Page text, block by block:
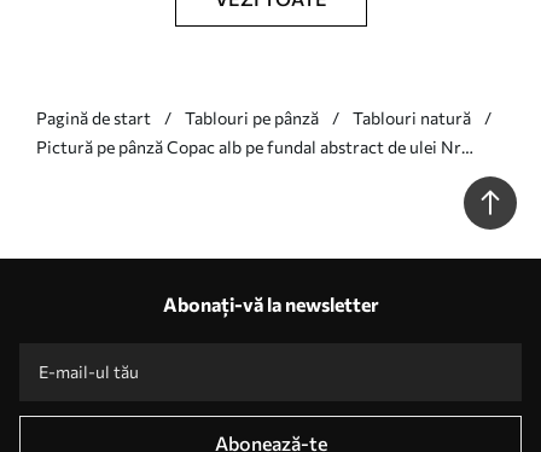
Pagină de start Tablouri pe pânză
Tablouri natură
Pictură pe pânză Copac alb pe fundal abstract de ulei Nr
Abonați-vă la newsletter
Abonează-te